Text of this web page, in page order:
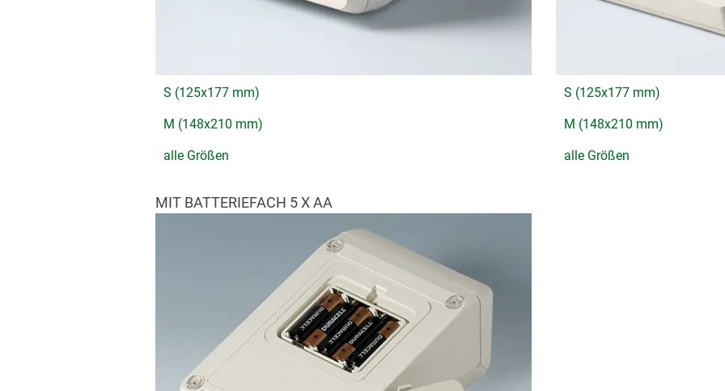
S (125x177 mm)
M (148x210 mm)
alle Größen
S (125x177 mm)
M (148x210 mm)
alle Größen
MIT BATTERIEFACH 5 X AA